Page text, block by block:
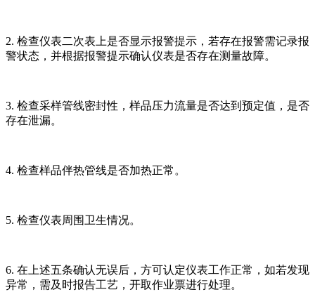
2. 检查仪表二次表上是否显示报警提示，若存在报警需记录报
警状态，并根据报警提示确认仪表是否存在测量故障。
3. 检查采样管线密封性，样品压力流量是否达到预定值，是否
存在泄漏。
4. 检查样品伴热管线是否加热正常。
5. 检查仪表周围卫生情况。
6. 在上述五条确认无误后，方可认定仪表工作正常，如若发现
异常，需及时报告工艺，开取作业票进行处理。